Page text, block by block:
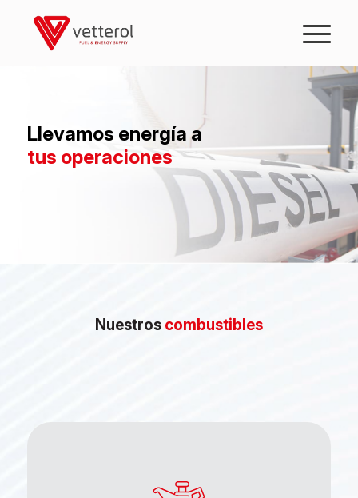
Llevamos energía a
tus operaciones
Nuestros combustibles